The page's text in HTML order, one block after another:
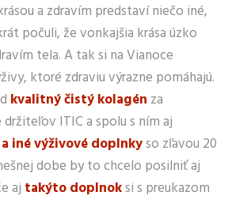
a zdravím predstaví niečo iné,
počuli, že vonkajšia krása úzko
tela. A tak si na Vianoce
ktoré zdraviu výrazne pomáhajú.
kvalitnýčistýkolagén za
ITIC a spolu s ním aj
iné výživové doplnkyso zľavou 20
dobe by to chcelo posilniť aj
aj takýto doplnoksi s preukazom